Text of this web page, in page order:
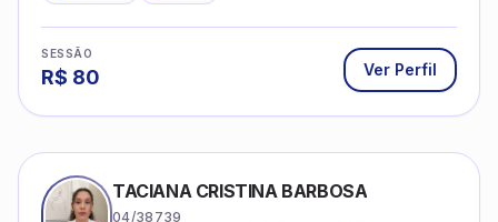
SESSÃO
R$ 80 Ver Perfil
TACIANA CRISTINA BARBOSA
04/38739